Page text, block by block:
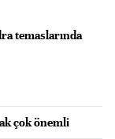
temaslarında
çok önemli